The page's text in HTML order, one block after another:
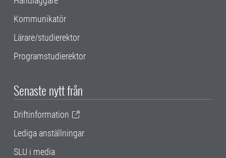
Kommunikatör
Lärare/studierektor
Programstudierektor
Senaste nytt från
Driftinformation
Lediga anställningar
SLU i media